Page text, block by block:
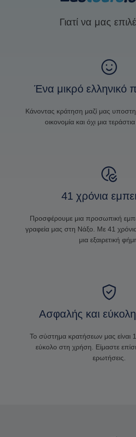
Γιατί να μας
Ένα μικρό ελληνικό
Κάνοντας κράτηση μαζί μας
οικονομία και όχι μια
41 χρόνια
Προσφέρουμε μια προσωπική
γραφεία μας στη Νάξο. Με 41
μια εξαιρετική
Ασφαλής και
Το σύστημα κρατήσεων μας είναι
εύκολο στη χρήση. Είμαστε
ερωτήσεις.